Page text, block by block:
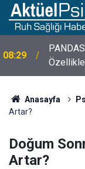
08:29
10:30
10
Mayıs
Anasayfa
Artar?
Doğum
Artar?